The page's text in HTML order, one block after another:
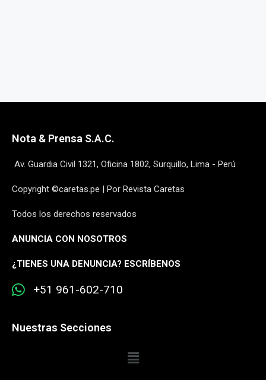
Nota & Prensa S.A.C.
Av. Guardia Civil 1321, Oficina 1802, Surquillo, Lima - Perú
Copyright ©caretas.pe | Por Revista Caretas
Todos los derechos reservados
ANUNCIA CON NOSOTROS
¿TIENES UNA DENUNCIA? ESCRÍBENOS
+51 961-602-710
Nuestras Secciones